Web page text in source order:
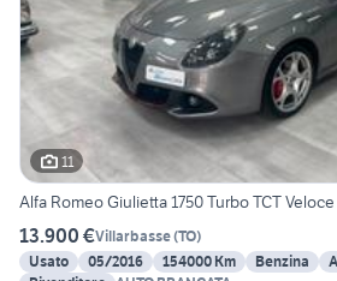
11
Alfa Romeo Giulietta 1750 Turbo TCT Veloce
13.900 €Villarbasse(TO)
Usato
05/2016 154000 Km Benzina